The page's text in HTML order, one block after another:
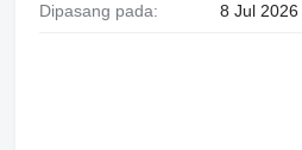
Dipasang pada: 8 Jul 2026